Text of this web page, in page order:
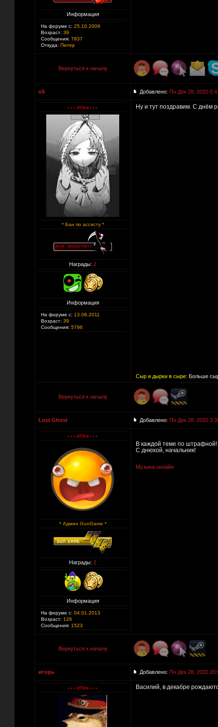
Информация
На форуме с: 25.10.2009
Возраст: 39
Сообщения: 7837
Откуда: Питер
Вернуться к началу
o5 Добавлено: Пн Дек 28, 2020
* Бан по ассисту *
Награды: 2
Информация
На форуме с: 13.08.2011
Возраст: 39
Сообщения: 5796
Ну и тут поздравим. С днём
Сыр и дырки в сыре: Больше
Вернуться к началу
Lost Ghost Добавлено: Пн Дек 28, 2020
* Админ GunGame *
Награды: 2
Информация
На форуме с: 04.01.2013
Возраст: 126
Сообщения: 1523
В каждой теме по
С днюхой, начальник!
Музыка онлайн
Вернуться к началу
игорь Добавлено: Пн Дек 28, 2020
Василий, в декабре